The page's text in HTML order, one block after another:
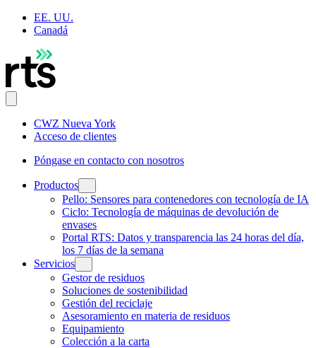
EE. UU.
Canadá
CWZ Nueva York
Acceso de clientes
Póngase en contacto con nosotros
Productos
Pello: Sensores para contenedores con tecnología de IA
Ciclo: Tecnología de máquinas de devolución de
envases
Portal RTS: Datos y transparencia las 24 horas del día,
los 7 días de la semana
Servicios
Gestor de residuos
Soluciones de sostenibilidad
Gestión del reciclaje
Asesoramiento en materia de residuos
Equipamiento
Colección a la carta